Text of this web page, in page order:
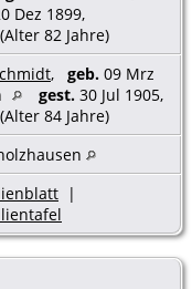
Dez 1899,
(Alter 82 Jahre)
, geb. 09 Mrz
gest. 30 Jul 1905,
(Alter 84 Jahre)
|